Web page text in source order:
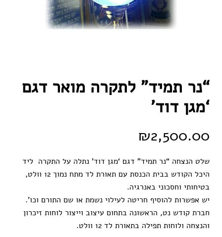
“נר תמיד” לתקרה מואר דגם
‘מגן דוד’
₪2,500.00
שלט הנצחה “נר תמיד” דגם ‘מגן דוד’ נתלה על התקרה ליד
היכל הקודש בבית הכנסת עם תאורת לד מתח נמוך 12 וולט,
בטיחותי וחסכוני באנרגיה.
יש אפשרות להוסיף חריטה לעילוי נשמת או שם התורם וכו’.
חברת קודש נט, הראשונה בתחום עיצוב וייצור לוחות זיכרון
והנצחה ולוחות תפילה בתאורת לד 12 וולט.